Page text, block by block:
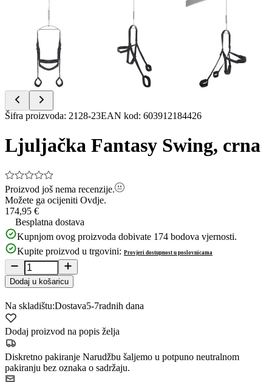
Item
of
Šifra proizvoda: 2128-23EAN kod: 603912184426
Ljuljačka Fantasy Swing, crna
Proizvod još nema recenzije.
Možete ga ocijeniti Ovdje.
174,95 €
Besplatna dostava
Kupnjom ovog proizvoda dobivate 174 bodova vjernosti.
Kupite proizvod u trgovini: Provjeri dostupnost u poslovnicama
Dodaj u košaricu
Na skladištu:Dostava5-7radnih dana
Dodaj proizvod na popis želja
Diskretno pakiranje Narudžbu šaljemo u potpuno neutralnom
pakiranju bez oznaka o sadržaju.